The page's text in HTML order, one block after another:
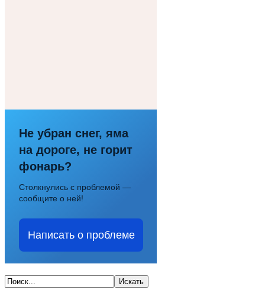
Не убран снег, яма
на дороге, не горит
фонарь?
Столкнулись с проблемой —
сообщите о ней!
Написать о проблеме